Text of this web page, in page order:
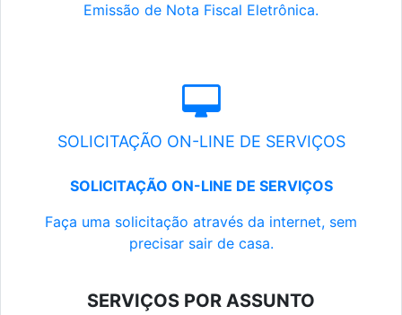
Emissão de Nota Fiscal Eletrônica.
SOLICITAÇÃO ON-LINE DE SERVIÇOS
SOLICITAÇÃO ON-LINE DE SERVIÇOS
Faça uma solicitação através da internet, sem
precisar sair de casa.
SERVIÇOS POR ASSUNTO